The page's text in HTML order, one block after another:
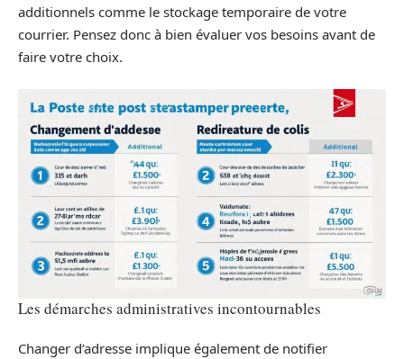
additionnels comme le stockage temporaire de votre
courrier. Pensez donc à bien évaluer vos besoins avant de
faire votre choix.
Les démarches administratives incontournables
Changer d’adresse implique également de notifier